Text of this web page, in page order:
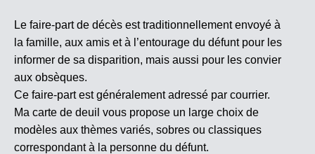
Le faire-part de décès est traditionnellement envoyé à
la famille, aux amis et à l’entourage du défunt pour les
informer de sa disparition, mais aussi pour les convier
aux obsèques.
Ce faire-part est généralement adressé par courrier.
Ma carte de deuil vous propose un large choix de
modèles aux thèmes variés, sobres ou classiques
correspondant à la personne du défunt.